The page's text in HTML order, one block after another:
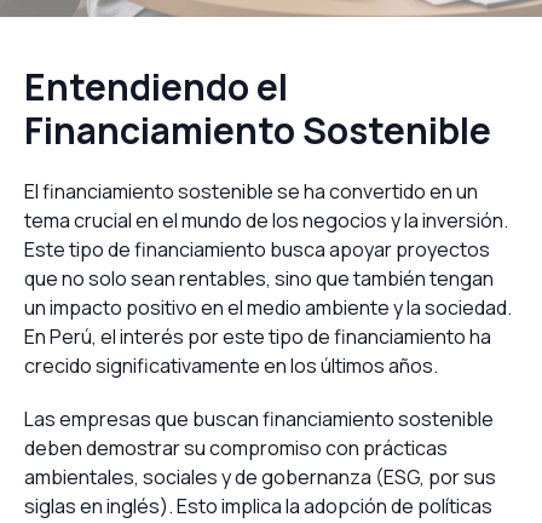
Entendiendo el
Financiamiento Sostenible
El financiamiento sostenible se ha convertido en un
tema crucial en el mundo de los negocios y la inversión.
Este tipo de financiamiento busca apoyar proyectos
que no solo sean rentables, sino que también tengan
un impacto positivo en el medio ambiente y la sociedad.
En Perú, el interés por este tipo de financiamiento ha
crecido significativamente en los últimos años.
Las empresas que buscan financiamiento sostenible
deben demostrar su compromiso con prácticas
ambientales, sociales y de gobernanza (ESG, por sus
siglas en inglés). Esto implica la adopción de políticas